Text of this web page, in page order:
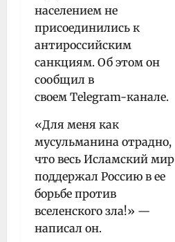
населением не
присоединились к
антироссийским
санкциям. Об этом он
сообщил в
своем Telegram-канале.
«Для меня как
мусульманина отрадно,
что весь Исламский мир
поддержал Россию в ее
борьбе против
вселенского зла!» —
написал он.